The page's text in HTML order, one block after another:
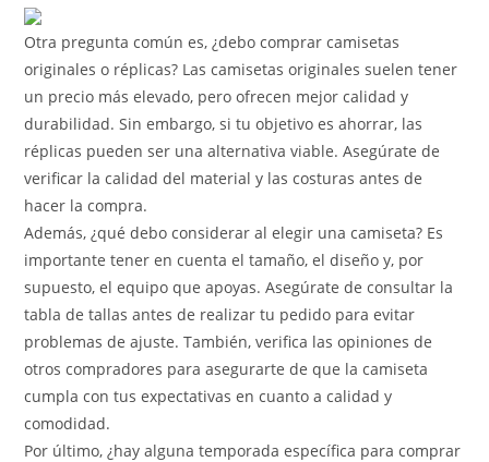
Otra pregunta común es, ¿debo comprar camisetas
originales o réplicas? Las camisetas originales suelen tener
un precio más elevado, pero ofrecen mejor calidad y
durabilidad. Sin embargo, si tu objetivo es ahorrar, las
réplicas pueden ser una alternativa viable. Asegúrate de
verificar la calidad del material y las costuras antes de
hacer la compra.
Además, ¿qué debo considerar al elegir una camiseta? Es
importante tener en cuenta el tamaño, el diseño y, por
supuesto, el equipo que apoyas. Asegúrate de consultar la
tabla de tallas antes de realizar tu pedido para evitar
problemas de ajuste. También, verifica las opiniones de
otros compradores para asegurarte de que la camiseta
cumpla con tus expectativas en cuanto a calidad y
comodidad.
Por último, ¿hay alguna temporada específica para comprar